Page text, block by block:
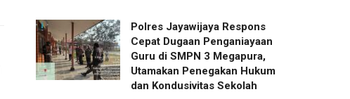
Polres Jayawijaya Respons
Cepat Dugaan Penganiayaan
Guru di SMPN 3 Megapura,
Utamakan Penegakan Hukum
dan Kondusivitas Sekolah